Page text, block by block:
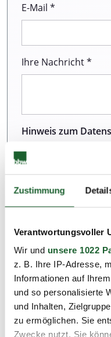
Zustimmung
Verantwortungsvoller
Wir und unsere 1022
z. B. Ihre IP-Adresse,
Informationen auf
und so personalisierte
und Inhalten,
zu ermöglichen. Sie
Zwecke nutzt. Sie
E-Mail *
Ihre Nachricht *
Hinweis zum
unserer Webseite
zu bieten. Dazu
Daten. Weitere
Verarbeitung
Ich habe die
Kenntnis